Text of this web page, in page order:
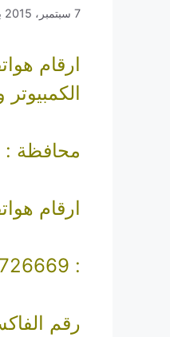
7 سبتمبر، 2015
ارقام
محافظة :
ارقام
: 25726669 – 25714052 –
رقم